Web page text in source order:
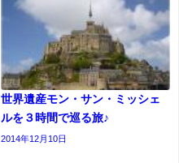
世界遺産モン・サン・ミッシェ
ルを３時間で巡る旅♪
2014年12月10日